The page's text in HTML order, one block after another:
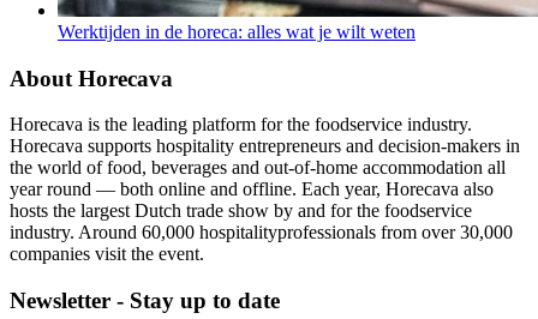
Werktijden in de horeca: alles wat je wilt weten
About Horecava
Horecava is the leading platform for the foodservice industry.
Horecava supports hospitality entrepreneurs and decision-makers in
the world of food, beverages and out-of-home accommodation all
year round — both online and offline. Each year, Horecava also
hosts the largest Dutch trade show by and for the foodservice
industry. Around 60,000 hospitalityprofessionals from over 30,000
companies visit the event.
Newsletter - Stay up to date